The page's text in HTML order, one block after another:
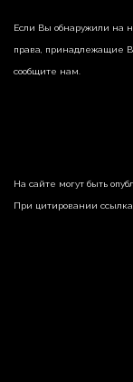
Если Вы обнаружили на
права, принадлежащие
сообщите нам.
На сайте могут быть
При цитировании ссылка